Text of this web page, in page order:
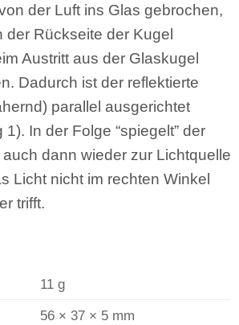
der Luft ins Glas gebrochen,
der Rückseite der Kugel
Austritt aus der Glaskugel
Dadurch ist der reflektierte
parallel ausgerichtet
In der Folge “spiegelt” der
dann wieder zur Lichtquelle
Licht nicht im rechten Winkel
trifft.
11 g
56 × 37 × 5 mm